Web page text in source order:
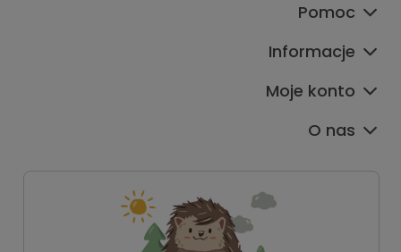
Pomoc
Informacje
Moje konto
O nas